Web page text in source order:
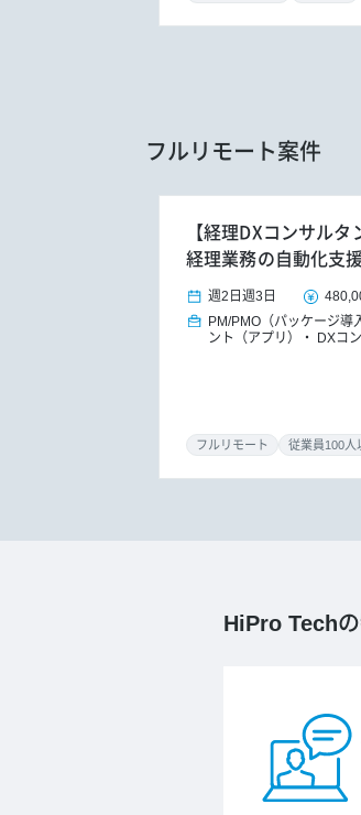
フルリモート案件
【経理DXコンサル
経理業務の自動化支
週2日 週3日
PM/PMO（パッケージ導
ント（アプリ）
DXコ
フルリモート 従業員100人
HiPro Tech